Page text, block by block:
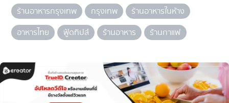
ร้านอาหารกรุงเทพ
กรุงเทพ
ร้านอาหารในห้าง
อาหารไทย
ฟู้ดทิปส์ ร้านอาหาร ร้านกาแฟ